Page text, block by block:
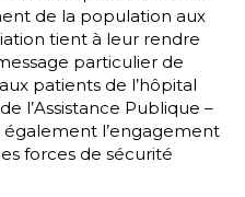
de la population aux
tient à leur rendre
particulier de
patients de l’hôpital
l’Assistance Publique –
également l’engagement
forces de sécurité